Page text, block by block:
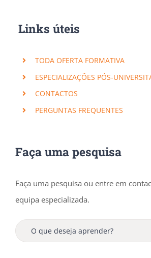
Links úteis
TODA OFERTA FORMATIVA
ESPECIALIZAÇÕES PÓS-
CONTACTOS
PERGUNTAS FREQUENTES
Faça uma pesquisa
Faça uma pesquisa ou entre em
equipa especializada.